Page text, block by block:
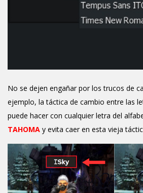
No se dejen engañar por los trucos de
ejemplo, la táctica de cambio entre las
puede hacer con cualquier letra del
TAHOMA y evita caer en esta vieja